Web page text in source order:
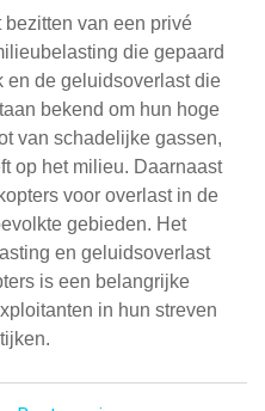
van een privé
die gepaard
en de geluidsoverlast die
bekend om hun hoge
van schadelijke gassen,
op het milieu. Daarnaast
voor overlast in de
gebieden. Het
en geluidsoverlast
is een belangrijke
in hun streven